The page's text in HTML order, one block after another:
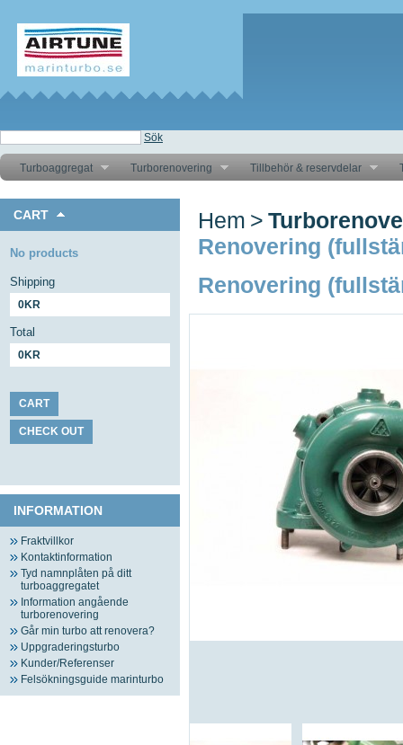
Sök
Turboaggregat Turborenovering Tillbehör & reservdelar
CART
No products
Shipping
0KR
Total
0KR
CART
CHECK OUT
INFORMATION
Fraktvillkor
Kontaktinformation
Tyd namnplåten på ditt
turboaggregatet
Information angående
turborenovering
Går min turbo att renovera?
Uppgraderingsturbo
Kunder/Referenser
Felsökningsguide marinturbo
Hem >
Renovering
Renovering